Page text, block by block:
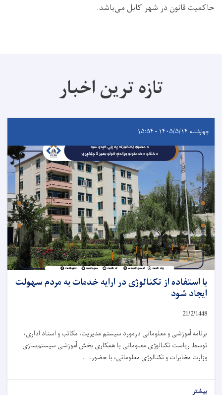
حاکمیت قانون در شهر کابل می‌باشد.
تازه ترین اخبار
چهارشنبه ۱۴۰۵/۵/۱۴ - ۱۵:۵۴
با استفاده از تکنالوژی در ارایه خدمات به مردم سهولت
ایجاد شود
21/2/1448
برنامه آموزشی و معلوماتی درمورد سیستم مدیریت، مکاتب و اسناد اداری،
توسط ریاست تکنالوژی معلوماتی با همکاری بخش آموزشی سیستم‌سازی
وزارت مخابرات و تکنالوژی معلوماتی، با حضور. . .
بیشتر